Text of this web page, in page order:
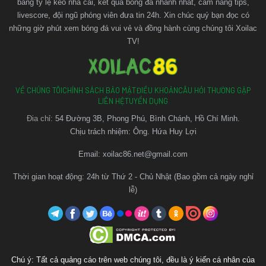
bảng tỷ lệ kèo nhà cái, kết quả bóng đá nhanh nhất, cẩm nang tips,
livescore, đội ngũ phóng viên đưa tin 24h. Xin chúc quý bạn đọc có
những giờ phút xem bóng đá vui vẻ và đồng hành cùng chúng tôi Xoilac
TV!
VỀ CHÚNG TÔICHÍNH SÁCH BẢO MẬTĐIỀU KHOẢNCÂU HỎI THƯỜNG GẶP
LIÊN HỆTUYỂN DỤNG
Đia chỉ: 54 Đường 3B, Phong Phú, Bình Chánh, Hồ Chí Minh.
Chịu trách nhiệm: Ông. Hứa Huy Lợi
Email: xoilac86.net@gmail.com
Thời gian hoạt động: 24h từ Thứ 2 - Chủ Nhật (Bao gồm cả ngày nghỉ
lễ)
Chú ý: Tất cả quảng cáo trên web chúng tôi, đều là ý kiến cá nhân của